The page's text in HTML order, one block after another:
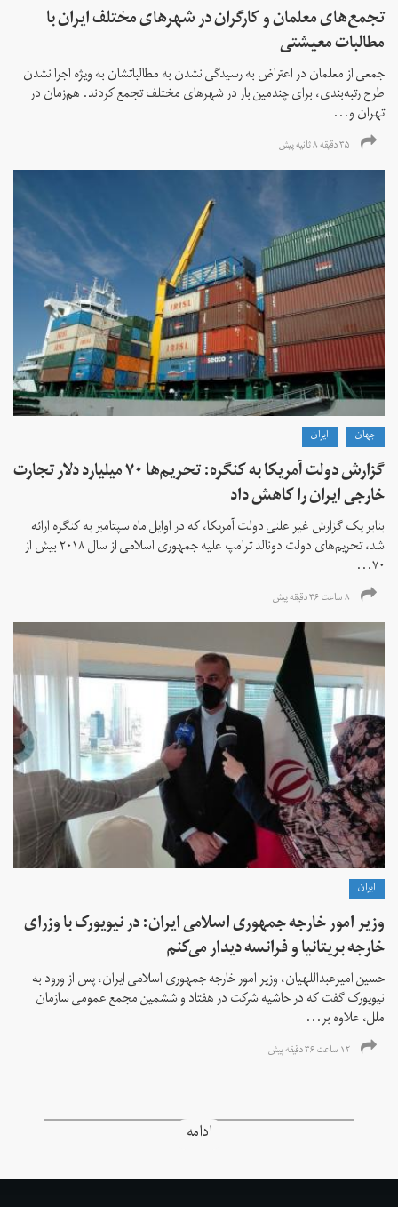
تجمع‌های معلمان و کارگران در شهرهای مختلف ایران با
مطالبات معیشتی
جمعی از معلمان در اعتراض به رسیدگی نشدن به مطالباتشان به ویژه اجرا نشدن
طرح رتبه‌بندی، برای چندمین بار در شهرهای مختلف تجمع کردند. هم‌زمان در
تهران و...
۳۵ دقیقه ۸ ثانیه پیش
جهان ايران
گزارش دولت آمریکا به کنگره: تحریم‌ها ۷۰ میلیارد دلار تجارت
خارجی ایران را کاهش داد
بنابر یک گزارش غیر علنی دولت آمریکا، که در اوایل ماه سپتامبر به کنگره ارائه
شد، تحریم‌های دولت دونالد ترامپ علیه جمهوری اسلامی از سال ۲۰۱۸ بیش از
۷۰...
۸ ساعت ۳۶ دقیقه پیش
ايران
وزیر امور خارجه جمهوری اسلامی ایران: در نیویورک با وزرای
خارجه بریتانیا و فرانسه دیدار می‌کنم
حسین امیرعبداللهیان، وزیر امور خارجه جمهوری اسلامی ایران، پس از ورود به
نیویورک گفت که در حاشیه شرکت در هفتاد و ششمین مجمع عمومی سازمان
ملل، علاوه بر...
۱۲ ساعت ۳۶ دقیقه پیش
ادامه